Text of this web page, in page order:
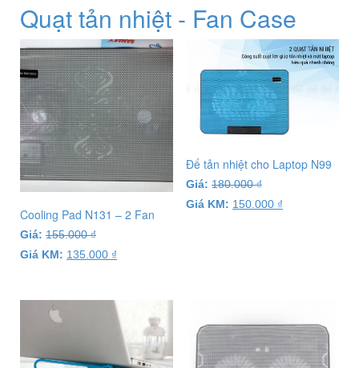
Quạt tản nhiệt - Fan Case
Cooling Pad N131 – 2 Fan
Giá: 155.000₫
Giá KM: 135.000 ₫
Đế tản nhiệt cho Laptop N99
Giá: 180.000₫
Giá KM: 150.000 ₫